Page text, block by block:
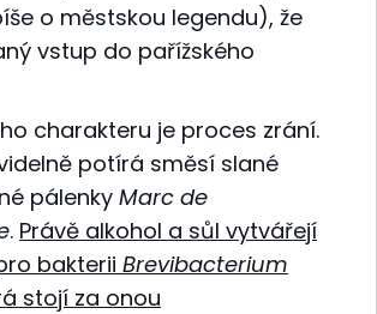
o městskou legendu), že
vstup do pařížského
charakteru je proces zrání.
potírá směsí slané
pálenky Marc de
. Právě alkohol a sůl vytvářejí
bakterii Brevibacterium
stojí za onou